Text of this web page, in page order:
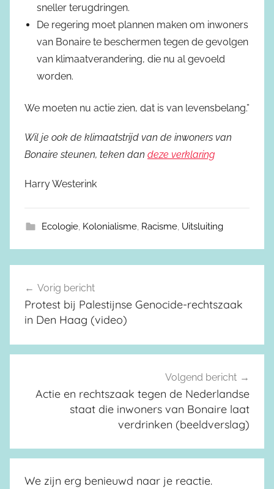
sneller terugdringen.
De regering moet plannen maken om inwoners
van Bonaire te beschermen tegen de gevolgen
van klimaatverandering, die nu al gevoeld
worden.
We moeten nu actie zien, dat is van levensbelang.”
Wil je ook de klimaatstrijd van de inwoners van
Bonaire steunen, teken dan deze verklaring
Harry Westerink
Ecologie, Kolonialisme, Racisme, Uitsluiting
Berichtnavigatie
Vorig bericht
Protest bij Palestijnse Genocide-rechtszaak
in Den Haag (video)
Volgend bericht
Actie en rechtszaak tegen de Nederlandse
staat die inwoners van Bonaire laat
verdrinken (beeldverslag)
We zijn erg benieuwd naar je reactie.